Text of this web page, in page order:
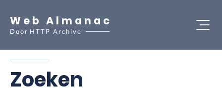
Web Almanac
Door HTTP Archive
Zoeken